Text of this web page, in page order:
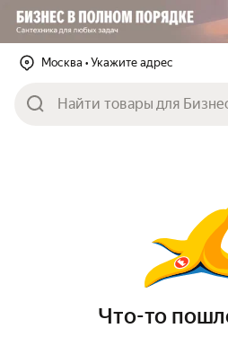
Москва • Укажите адрес
Что-то